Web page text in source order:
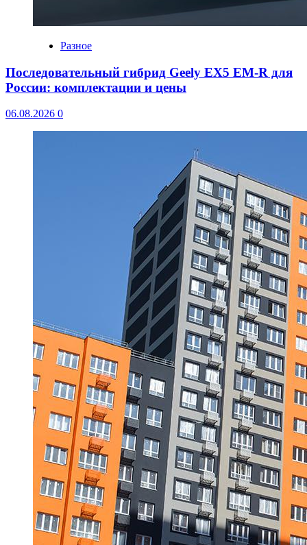
Разное
Последовательный гибрид Geely EX5 EM-R для
России: комплектации и цены
06.08.2026 0